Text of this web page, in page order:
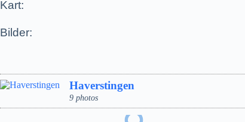
Kart:
Bilder:
Haverstingen
9 photos